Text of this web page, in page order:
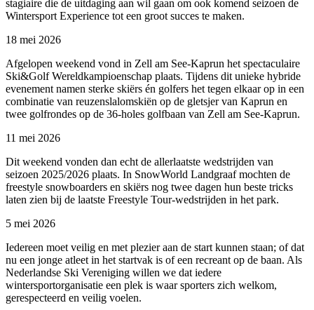
stagiaire die de uitdaging aan wil gaan om ook komend seizoen de
Wintersport Experience tot een groot succes te maken.
18 mei 2026
Afgelopen weekend vond in Zell am See-Kaprun het spectaculaire
Ski&Golf Wereldkampioenschap plaats. Tijdens dit unieke hybride
evenement namen sterke skiërs én golfers het tegen elkaar op in een
combinatie van reuzenslalomskiën op de gletsjer van Kaprun en
twee golfrondes op de 36-holes golfbaan van Zell am See-Kaprun.
11 mei 2026
Dit weekend vonden dan echt de allerlaatste wedstrijden van
seizoen 2025/2026 plaats. In SnowWorld Landgraaf mochten de
freestyle snowboarders en skiërs nog twee dagen hun beste tricks
laten zien bij de laatste Freestyle Tour-wedstrijden in het park.
5 mei 2026
Iedereen moet veilig en met plezier aan de start kunnen staan; of dat
nu een jonge atleet in het startvak is of een recreant op de baan. Als
Nederlandse Ski Vereniging willen we dat iedere
wintersportorganisatie een plek is waar sporters zich welkom,
gerespecteerd en veilig voelen.